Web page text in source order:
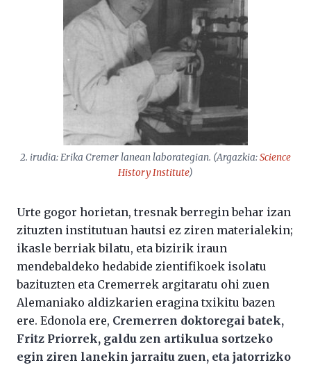
2. irudia: Erika Cremer lanean laborategian. (Argazkia:Science
History Institute)
Urte gogor horietan, tresnak berregin behar izan
zituzten institutuan hautsi ez ziren materialekin;
ikasle berriak bilatu, eta bizirik iraun
mendebaldeko hedabide zientifikoek isolatu
bazituzten eta Cremerrek argitaratu ohi zuen
Alemaniako aldizkarien eragina txikitu bazen
ere. Edonola ere, Cremerren doktoregai batek,
Fritz Priorrek, galdu zen artikulua sortzeko
egin ziren lanekin jarraitu zuen, eta jatorrizko